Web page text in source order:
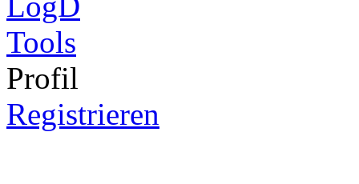
Tools
Profil
Registrieren